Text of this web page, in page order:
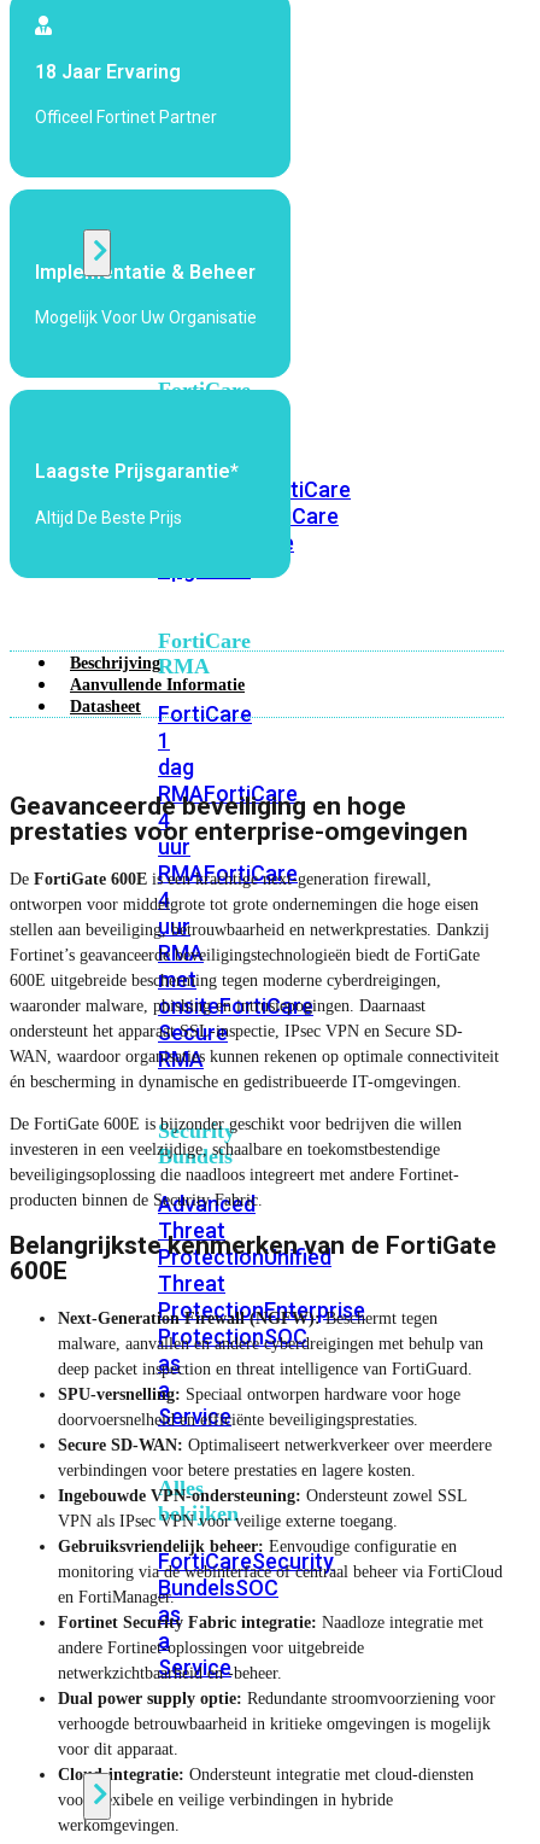
70G
80FFortiWiFi
Licenties
FortiCare
FortiCare
Essentials
FortiCare
Premium
FortiCare
FortiCare
FortiCare
RMA
FortiCare
1
dag
RMAFortiCare
4
uur
RMAFortiCare
4
uur
RMA
met
onsiteFortiCare
Secure
RMA
Security
Bundels
Advanced
Threat
ProtectionUnified
Threat
ProtectionEnterprise
ProtectionSOC
as
a
Service
Alles
bekijken
FortiCareSecurity
BundelsSOC
as
a
Service
Endpoint
Beveiliging
18 Jaar Ervaring
Officeel Fortinet Partner
Implementatie & Beheer
Mogelijk Voor Uw Organisatie
Laagste Prijsgarantie*
Altijd De Beste Prijs
Beschrijving
Aanvullende Informatie
Datasheet
Geavanceerde beveiliging en hoge
prestaties voor enterprise-omgevingen
De FortiGate 600E is een krachtige next-generation firewall,
ontworpen voor middelgrote tot grote ondernemingen die hoge eisen
stellen aan beveiliging, betrouwbaarheid en netwerkprestaties. Dankzij
Fortinet’s geavanceerde beveiligingstechnologieën biedt de FortiGate
600E uitgebreide bescherming tegen moderne cyberdreigingen,
waaronder malware, phishing en intrusiepogingen. Daarnaast
ondersteunt het apparaat SSL-inspectie, IPsec VPN en Secure SD-
WAN, waardoor organisaties kunnen rekenen op optimale connectiviteit
én bescherming in dynamische en gedistribueerde IT-omgevingen.
De FortiGate 600E is bijzonder geschikt voor bedrijven die willen
investeren in een veelzijdige, schaalbare en toekomstbestendige
beveiligingsoplossing die naadloos integreert met andere Fortinet-
producten binnen de Security Fabric.
Belangrijkste kenmerken van de FortiGate
600E
Next-Generation Firewall (NGFW):Beschermt tegen
malware, aanvallen en andere cyberdreigingen met behulp van
deep packet inspection en threat intelligence van FortiGuard.
SPU-versnelling: Speciaal ontworpen hardware voor hoge
doorvoersnelheid en efficiënte beveiligingsprestaties.
Secure SD-WAN: Optimaliseert netwerkverkeer over meerdere
verbindingen voor betere prestaties en lagere kosten.
Ingebouwde VPN-ondersteuning: Ondersteunt zowel SSL
VPN als IPsec VPN voor veilige externe toegang.
Gebruiksvriendelijk beheer: Eenvoudige configuratie en
monitoring via de webinterface of centraal beheer via FortiCloud
en FortiManager.
Fortinet Security Fabric integratie: Naadloze integratie met
andere Fortinet-oplossingen voor uitgebreide
netwerkzichtbaarheid en -beheer.
Dual power supply optie: Redundante stroomvoorziening voor
verhoogde betrouwbaarheid in kritieke omgevingen is mogelijk
voor dit apparaat.
Cloud-integratie: Ondersteunt integratie met cloud-diensten
voor flexibele en veilige verbindingen in hybride
werkomgevingen.